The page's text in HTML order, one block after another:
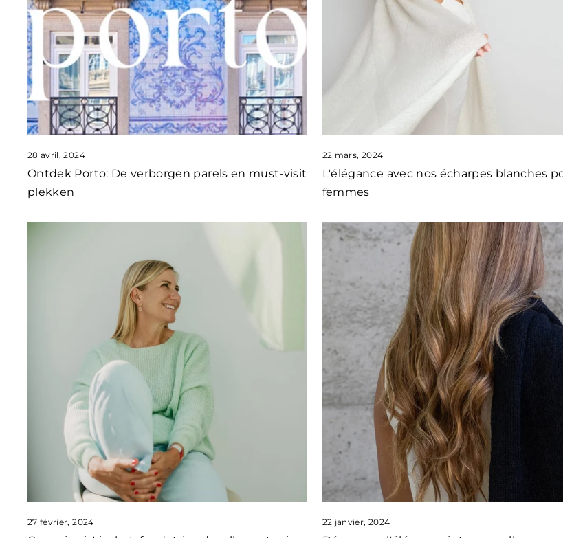
28 avril, 2024
Ontdek Porto: De verborgen parels en must-visit
plekken
22 mars, 2024
L'élégance avec nos écharpes blanches
femmes
27 février, 2024 22 janvier, 2024